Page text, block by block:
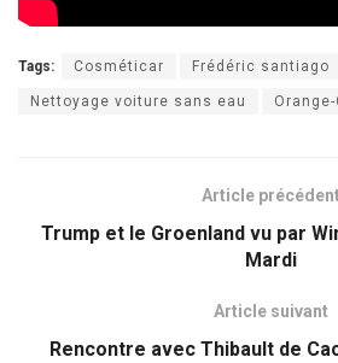
Tags: Cosméticar Frédéric santiago
Nettoyage voiture sans eau
Article précédent
Trump et le Groenland vu par
Mardi
Article suivant
Rencontre avec Thibault de